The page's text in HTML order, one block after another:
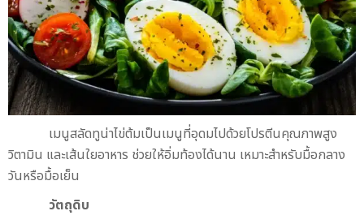
เมนูสลัดทูน่าไข่ต้มเป็นเมนูที่อุดมไปด้วยโปรตีนคุณภาพสูง
วิตามิน และเส้นใยอาหาร ช่วยให้อิ่มท้องได้นาน เหมาะสำหรับมื้อกลาง
วันหรือมื้อเย็น
วัตถุดิบ